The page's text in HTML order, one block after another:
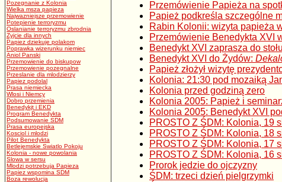
Pozegnanie z Kolonia
Wielka msza papieza
Najwazniejsze przemowienie
Potepienie terroryzmu
Oslanianie terroryzmu zbrodnia
Zyjcie dla innych
Papiez dziekuje polakom
Poprawka wizerunku niemiec
Aniol Panski
Przemowienie do biskupow
Przemowienie pozegnalne
Przeslanie dla mlodzierzy
Papiez podolal
Prasa niemiecka
Wlosi i Niemcy
Dobro przemienia
Benedykjt i EKD
Program Benedykta
Podsumowanie SDM
Prasa europejska
Kosciol i mlodzi
Pilot Benedykta
Betlejemskie Swiatlo Pokoju
Kolonia - nowe powolania
Slowa w sersu
Mlodzi potrzebuja Papieza
Papiez wspomina SDM
Boza rewolucja
Przemówienie Papieża na
Papież podkreśla szczególne
Rabin Kolonii: wizyta papieża
Przemówienie Benedykta XVI
Benedykt XVI zaprasza do stołu
Benedykt XVI do Żydów:
Papież złożył wizytę
Kolonia: 21:30 pod mozaiką
Kolonia przed godziną zero
Kolonia 2005: Papież i
Kolonia 2005: Benedykt XVI
PROSTO Z ŚDM: Kolonia, 19
PROSTO Z ŚDM: Kolonia, 18
PROSTO Z ŚDM: Kolonia, 17
PROSTO Z ŚDM: Kolonia, 16
Prorok jedzie do ojczyzny
ŚDM: trzeci dzień pielgrzymki